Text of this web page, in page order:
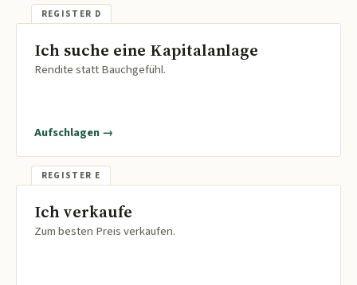
Ich suche eine Kapitalanlage
Rendite statt Bauchgefühl.
Aufschlagen →
Ich verkaufe
Zum besten Preis verkaufen.